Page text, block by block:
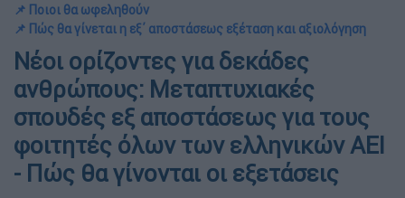
📌 Ποιοι θα ωφεληθούν
📌 Πώς θα γίνεται η εξ΄ αποστάσεως εξέταση και αξιολόγηση
Νέοι ορίζοντες για δεκάδες
ανθρώπους: Μεταπτυχιακές
σπουδές εξ αποστάσεως για τους
φοιτητές όλων των ελληνικών ΑΕΙ
- Πώς θα γίνονται οι εξετάσεις